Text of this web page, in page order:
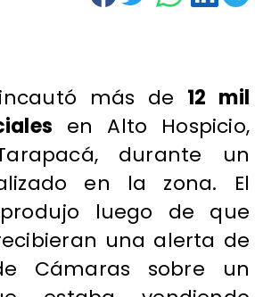
más de 12 mil
en Alto Hospicio,
durante un
en la zona. El
luego de que
una alerta de
Cámaras sobre un